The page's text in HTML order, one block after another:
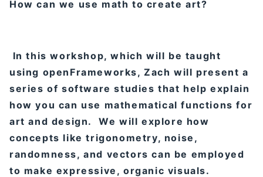
How can we use math to create art?
In this workshop, which will be taught
using openFrameworks, Zach will present a
series of software studies that help explain
how you can use mathematical functions for
art and design. We will explore how
concepts like trigonometry, noise,
randomness, and vectors can be employed
to make expressive, organic visuals.